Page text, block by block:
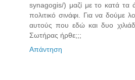
synagogis/) μαζί με το κατά τα
πολιτικό σινάφι. Για να δούμε
αυτούς που εδώ και δυο
Σωτήρας ήρθε;;;
Απάντηση